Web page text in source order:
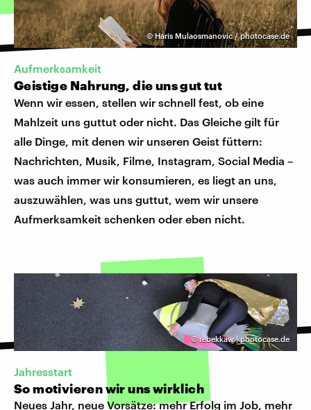
©Haris Mulaosmanovic / photocase.de
Aufmerksamkeit
Geistige Nahrung, die uns gut tut
Wenn wir essen, stellen wir schnell fest, ob eine
Mahlzeit uns guttut oder nicht. Das Gleiche gilt für
alle Dinge, mit denen wir unseren Geist füttern:
Nachrichten, Musik, Filme, Instagram, Social Media –
was auch immer wir konsumieren, es liegt an uns,
auszuwählen, was uns guttut, wem wir unsere
Aufmerksamkeit schenken oder eben nicht.
©rebekkaw | photocase.de
Jahresstart
So motivieren wir uns wirklich
Neues Jahr, neue Vorsätze: mehr Erfolg im Job, mehr